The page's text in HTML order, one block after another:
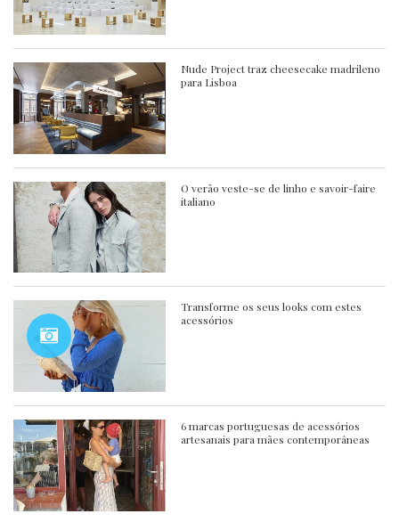
Nude Project traz cheesecake madrileno
para Lisboa
O verão veste-se de linho e savoir-faire
italiano
Transforme os seus looks com estes
acessórios
6 marcas portuguesas de acessórios
artesanais para mães contemporâneas